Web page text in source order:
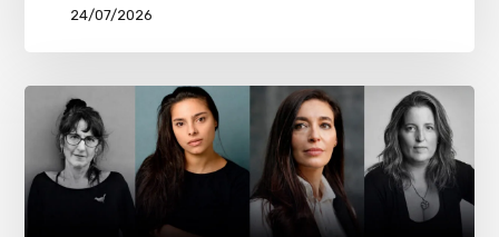
24/07/2026